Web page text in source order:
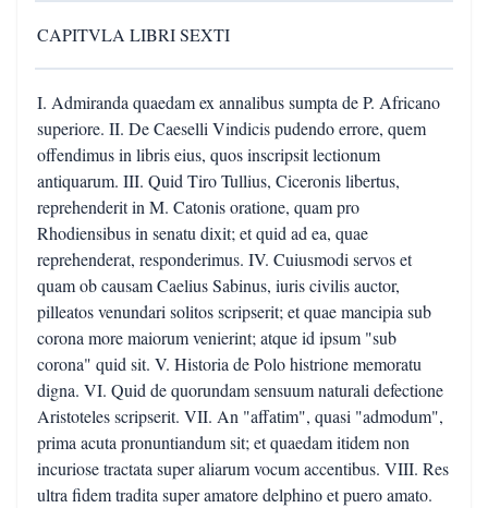
CAPITVLA LIBRI SEXTI
I. Admiranda quaedam ex annalibus sumpta de P. Africano
superiore. II. De Caeselli Vindicis pudendo errore, quem
offendimus in libris eius, quos inscripsit lectionum
antiquarum. III. Quid Tiro Tullius, Ciceronis libertus,
reprehenderit in M. Catonis oratione, quam pro
Rhodiensibus in senatu dixit; et quid ad ea, quae
reprehenderat, responderimus. IV. Cuiusmodi servos et
quam ob causam Caelius Sabinus, iuris civilis auctor,
pilleatos venundari solitos scripserit; et quae mancipia sub
corona more maiorum venierint; atque id ipsum "sub
corona" quid sit. V. Historia de Polo histrione memoratu
digna. VI. Quid de quorundam sensuum naturali defectione
Aristoteles scripserit. VII. An "affatim", quasi "admodum",
prima acuta pronuntiandum sit; et quaedam itidem non
incuriose tractata super aliarum vocum accentibus. VIII. Res
ultra fidem tradita super amatore delphino et puero amato.